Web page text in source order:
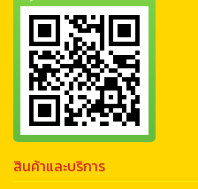
สินค้าและบริการ